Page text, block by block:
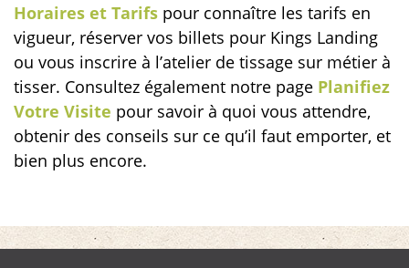
Horaires et Tarifs pour connaître les tarifs en
vigueur, réserver vos billets pour Kings Landing
ou vous inscrire à l’atelier de tissage sur métier à
tisser. Consultez également notre page Planifiez
Votre Visite pour savoir à quoi vous attendre,
obtenir des conseils sur ce qu’il faut emporter, et
bien plus encore.